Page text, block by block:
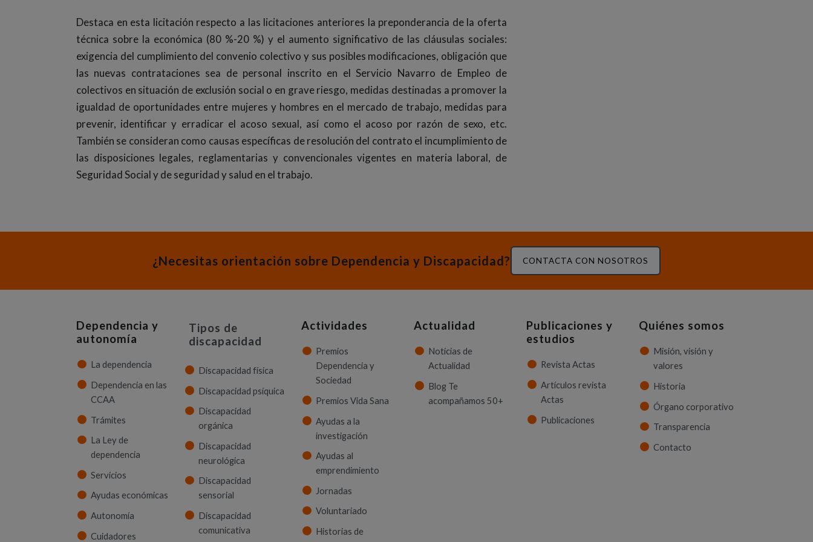
Destaca en esta licitación respecto a las licitaciones anteriores la preponderancia de la oferta
técnica sobre la económica (80 %-20 %) y el aumento significativo de las cláusulas sociales:
exigencia del cumplimiento del convenio colectivo y sus posibles modificaciones, obligación que
las nuevas contrataciones sea de personal inscrito en el Servicio Navarro de Empleo de
colectivos en situación de exclusión social o en grave riesgo, medidas destinadas a promover la
igualdad de oportunidades entre mujeres y hombres en el mercado de trabajo, medidas para
prevenir, identificar y erradicar el acoso sexual, así como el acoso por razón de sexo, etc.
También se consideran como causas específicas de resolución del contrato el incumplimiento de
las disposiciones legales, reglamentarias y convencionales vigentes en materia laboral, de
Seguridad Social y de seguridad y salud en el trabajo.
¿Necesitas orientación sobre Dependencia y Discapacidad? CONTACTA CON NOSOTROS
Dependencia y
autonomía
La dependencia
Dependencia en las
CCAA
Trámites
La Ley de
dependencia
Servicios
Ayudas económicas
Autonomía
Cuidadores
Tipos de
discapacidad
Discapacidad física
Discapacidad psíquica
Discapacidad
orgánica
Discapacidad
neurológica
Discapacidad
sensorial
Discapacidad
comunicativa
Actividades
Premios
Dependencia y
Sociedad
Premios Vida Sana
Ayudas a la
investigación
Ayudas al
emprendimiento
Jornadas
Voluntariado
Historias de
Actualidad
Noticias de
Actualidad
Blog Te
acompañamos 50+
Publicaciones y
estudios
Revista Actas
Artículos revista
Actas
Publicaciones
Quiénes somos
Misión, visión y
valores
Historia
Órgano corporativo
Transparencia
Contacto